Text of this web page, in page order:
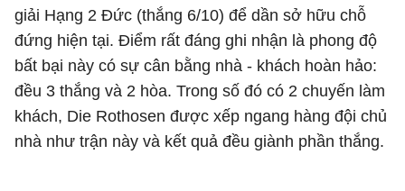
giải Hạng 2 Đức (thắng 6/10) để dần sở hữu chỗ
đứng hiện tại. Điểm rất đáng ghi nhận là phong độ
bất bại này có sự cân bằng nhà - khách hoàn hảo:
đều 3 thắng và 2 hòa. Trong số đó có 2 chuyến làm
khách, Die Rothosen được xếp ngang hàng đội chủ
nhà như trận này và kết quả đều giành phần thắng.